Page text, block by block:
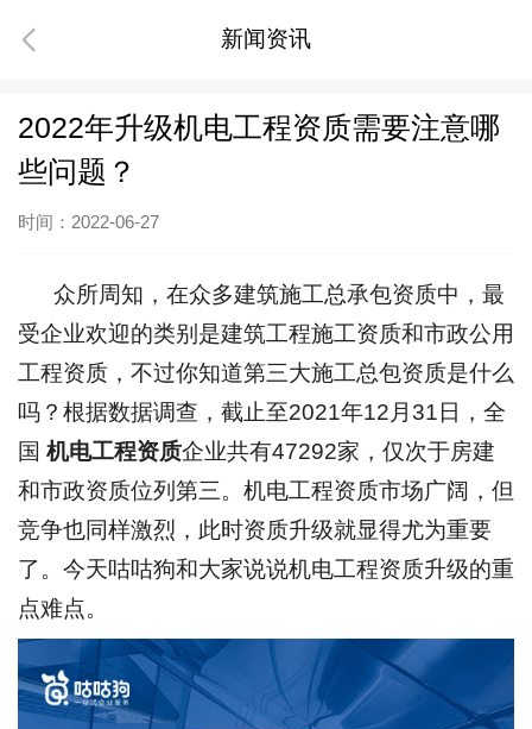
新闻资讯
2022年升级机电工程资质需要注意哪
些问题？
时间：2022-06-27
众所周知，在众多建筑施工总承包资质中，最
受企业欢迎的类别是建筑工程施工资质和市政公用
工程资质，不过你知道第三大施工总包资质是什么
吗？根据数据调查，截止至2021年12月31日，全
国 机电工程资质企业共有47292家，仅次于房建
和市政资质位列第三。机电工程资质市场广阔，但
竞争也同样激烈，此时资质升级就显得尤为重要
了。今天咕咕狗和大家说说机电工程资质升级的重
点难点。